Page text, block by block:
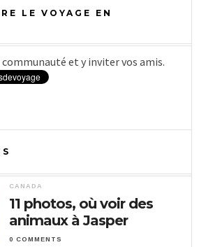
LE VOYAGE EN
et y inviter vos amis.
CANADA
11 photos, où voir des
animaux à Jasper
0 COMMENTS